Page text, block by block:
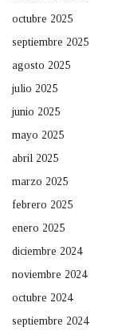
octubre 2025
septiembre 2025
agosto 2025
julio 2025
junio 2025
mayo 2025
abril 2025
marzo 2025
febrero 2025
enero 2025
diciembre 2024
noviembre 2024
octubre 2024
septiembre 2024